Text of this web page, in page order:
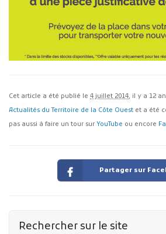
Cet article a été publié le 4 juillet 2014, il y a 12
Actualités du Territoire de la Côte Ouest et a été
pas aussi à faire un tour sur YouTube ou encore
Partager sur
Rechercher sur le site